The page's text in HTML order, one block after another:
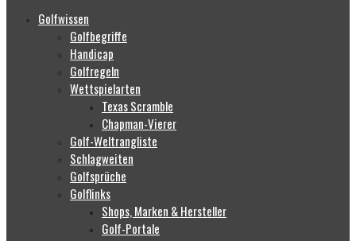
Golfwissen
Golfbegriffe
Handicap
Golfregeln
Wettspielarten
Texas Scramble
Chapman-Vierer
Golf-Weltrangliste
Schlagweiten
Golfsprüche
Golflinks
Shops, Marken & Hersteller
Golf-Portale